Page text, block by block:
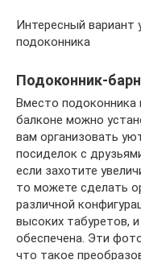
Интересный вариант
подоконника
Подоконник-
Вместо подоконника
балконе можно
вам организовать
посиделок с
если захотите
то можете сделать
различной
высоких табуретов,
обеспечена. Эти
что такое